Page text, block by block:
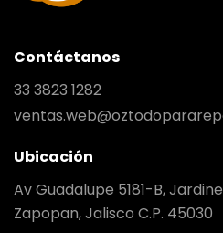
Contáctanos
33 3823 1282
Ubicación
Av Guadalupe 5181-B,
Zapopan, Jalisco C.P. 45030